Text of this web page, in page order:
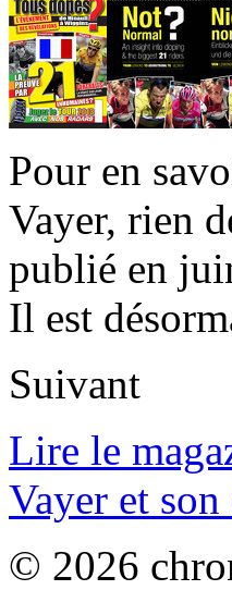
Pour en
Vayer, rien
publié en
Il est
Suivant
Lire le
Vayer et son
© 2026